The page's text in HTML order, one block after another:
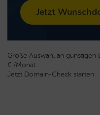
Große Auswahl an
€ /Monat
Jetzt Domain-Check starten